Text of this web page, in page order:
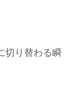
切り替わる瞬